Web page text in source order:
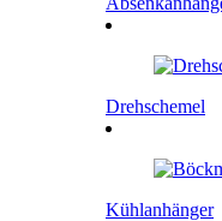
Drehschemel
Kühlanhänger